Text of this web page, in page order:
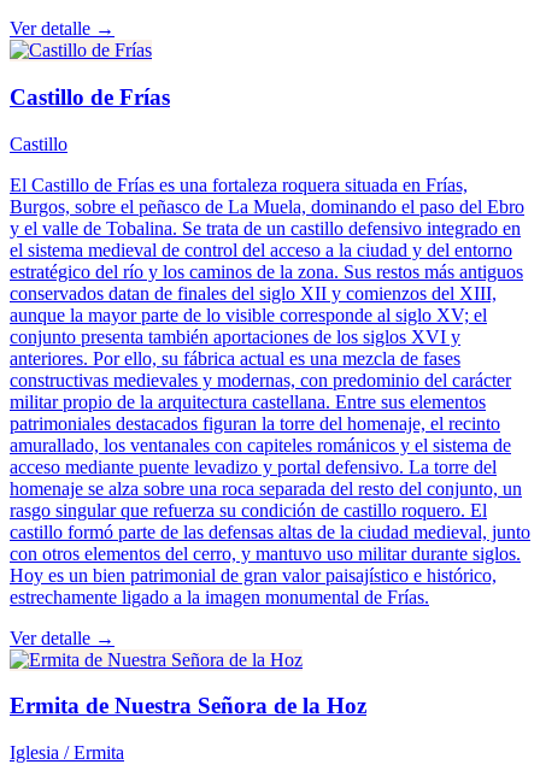
Ver detalle →
Castillo de Frías
Castillo
El Castillo de Frías es una fortaleza roquera situada en Frías,
Burgos, sobre el peñasco de La Muela, dominando el paso del Ebro
y el valle de Tobalina. Se trata de un castillo defensivo integrado en
el sistema medieval de control del acceso a la ciudad y del entorno
estratégico del río y los caminos de la zona. Sus restos más antiguos
conservados datan de finales del siglo XII y comienzos del XIII,
aunque la mayor parte de lo visible corresponde al siglo XV; el
conjunto presenta también aportaciones de los siglos XVI y
anteriores. Por ello, su fábrica actual es una mezcla de fases
constructivas medievales y modernas, con predominio del carácter
militar propio de la arquitectura castellana. Entre sus elementos
patrimoniales destacados figuran la torre del homenaje, el recinto
amurallado, los ventanales con capiteles románicos y el sistema de
acceso mediante puente levadizo y portal defensivo. La torre del
homenaje se alza sobre una roca separada del resto del conjunto, un
rasgo singular que refuerza su condición de castillo roquero. El
castillo formó parte de las defensas altas de la ciudad medieval, junto
con otros elementos del cerro, y mantuvo uso militar durante siglos.
Hoy es un bien patrimonial de gran valor paisajístico e histórico,
estrechamente ligado a la imagen monumental de Frías.
Ver detalle →
Ermita de Nuestra Señora de la Hoz
Iglesia / Ermita